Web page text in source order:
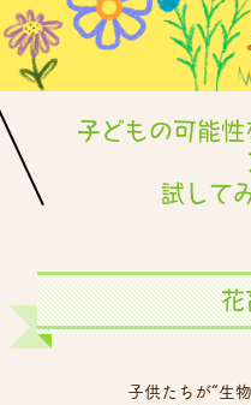
子どもの可能
試して
花
子供たちが“生